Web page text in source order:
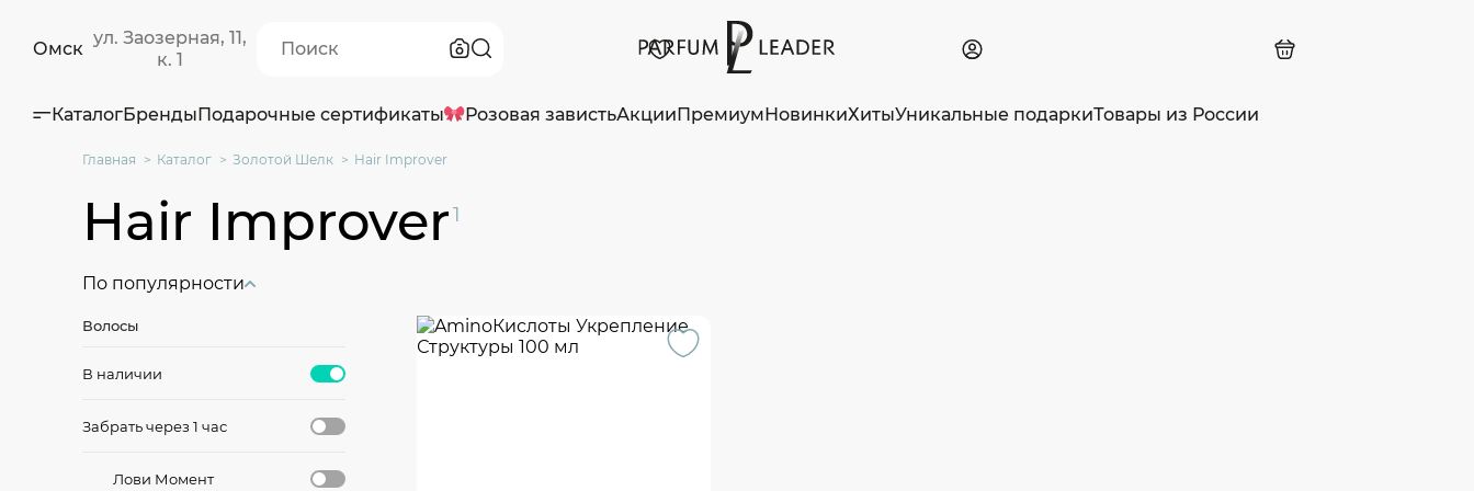
Омск
ул. Заозерная, 11,
к. 1
КаталогБрендыПодарочные сертификаты Розовая завистьАкцииПремиумНовинкиХитыУникальные подаркиТовары из России
Главная Каталог Золотой Шелк Hair Improver
Hair Improver1
По популярности
Волосы
В наличии
Забрать через 1 час
Лови Момент